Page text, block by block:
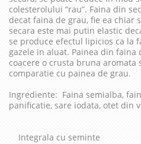
colesterolului “rau”. Faina din
decat faina de grau, fie ea chiar
secara este mai putin elastic
se produce efectul lipicios ca la
gazele in aluat. Painea din faina
coacere o crusta bruna aromata
comparatie cu painea de grau.
Ingrediente: Faina semialba,
panificatie, sare iodata, otet din
Integrala cu seminte